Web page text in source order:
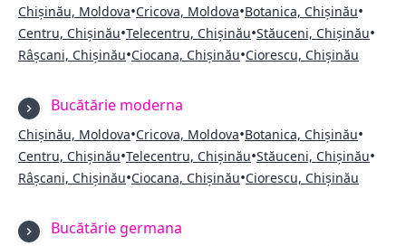
Chișinău, Moldova•Cricova, Moldova•Botanica, Chișinău•
Centru, Chișinău•Telecentru, Chișinău•Stăuceni, Chișinău•
Râșcani, Chișinău•Ciocana, Chișinău•Ciorescu, Chișinău
Bucătărie moderna
Chișinău, Moldova•Cricova, Moldova•Botanica, Chișinău•
Centru, Chișinău•Telecentru, Chișinău•Stăuceni, Chișinău•
Râșcani, Chișinău•Ciocana, Chișinău•Ciorescu, Chișinău
Bucătărie germana